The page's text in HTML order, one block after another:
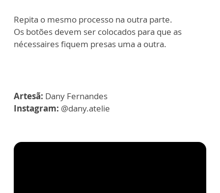
Repita o mesmo processo na outra parte.
Os botões devem ser colocados para que as
nécessaires fiquem presas uma a outra.
Artesã: Dany Fernandes
Instagram: @dany.atelie